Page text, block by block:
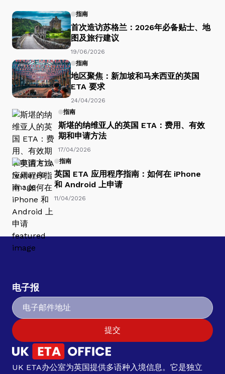
指南
首次造访苏格兰：2026年必备贴士、地
图及旅行建议
19/06/2026
指南
地区聚焦：新加坡和马来西亚的英国
ETA 要求
24/04/2026
指南
斯堪的纳维亚人的英国 ETA：费用、有效
期和申请方法
17/04/2026
指南
英国 ETA 应用程序指南：如何在 iPhone
和 Android 上申请
11/04/2026
电子报
提交
UK ETA办公室为英国提供多语种入境信息。它是独立